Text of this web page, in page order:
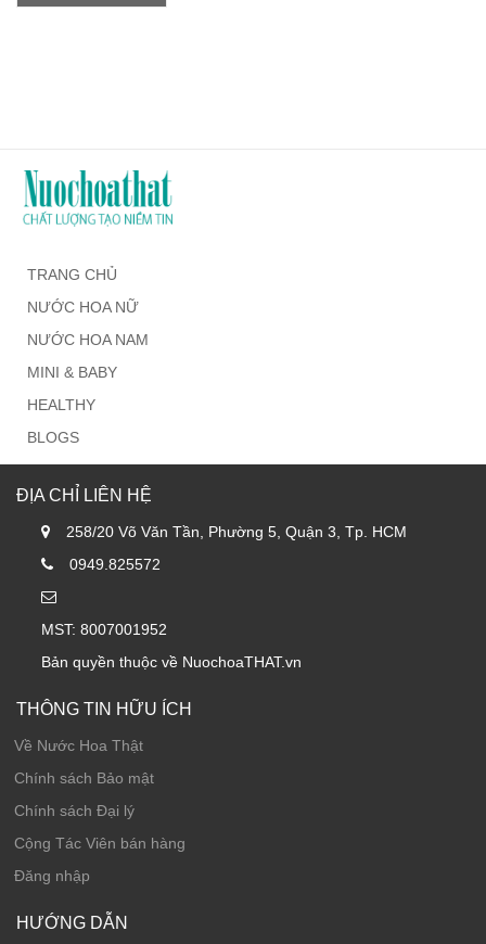
TRANG CHỦ
NƯỚC HOA NỮ
NƯỚC HOA NAM
MINI & BABY
HEALTHY
BLOGS
ĐỊA CHỈ LIÊN HỆ
258/20 Võ Văn Tần, Phường 5, Quận 3, Tp. HCM
0949.825572
MST: 8007001952
Bản quyền thuộc về NuochoaTHAT.vn
THÔNG TIN HỮU ÍCH
Về Nước Hoa Thật
Chính sách Bảo mật
Chính sách Đại lý
Cộng Tác Viên bán hàng
Đăng nhập
HƯỚNG DẪN